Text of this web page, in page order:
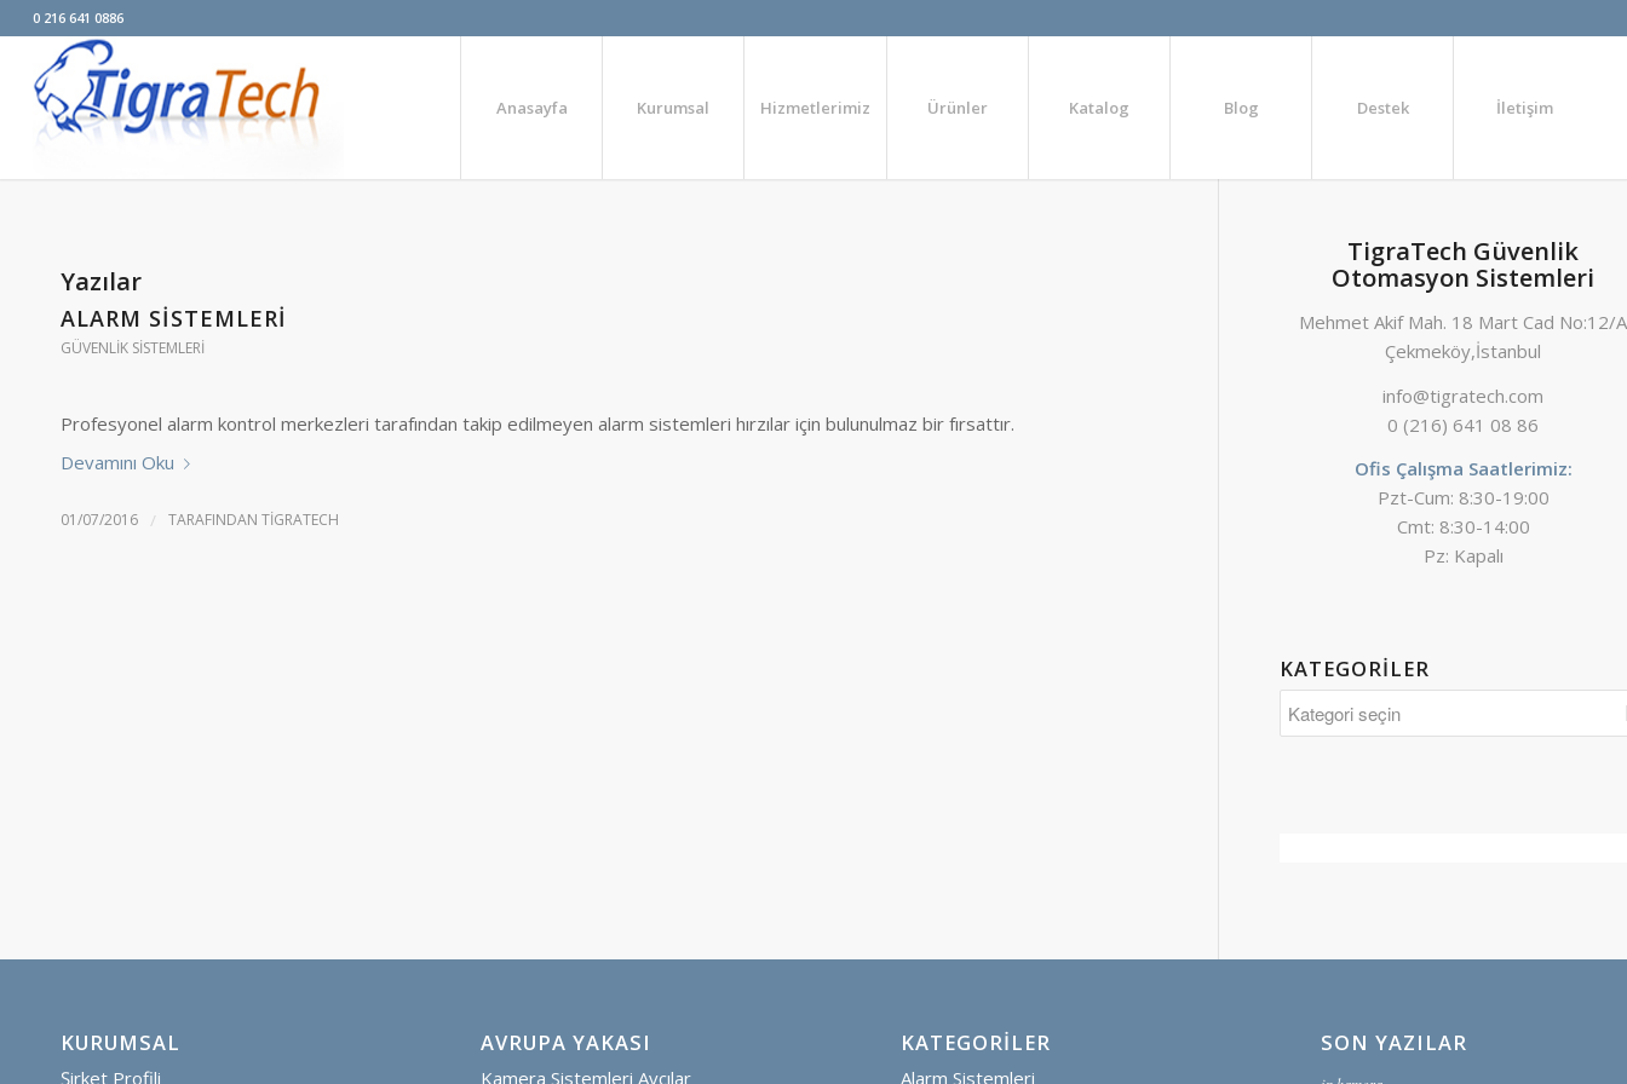
0 216 641 0886
Anasayfa Kurumsal Hizmetlerimiz Ürünler Katalog Blog Destek İletişim
Yazılar
ALARM SISTEMLERI
GÜVENLIK SISTEMLERI
Profesyonel alarm kontrol merkezleri tarafından takip edilmeyen alarm sistemleri hırzılar için bulunulmaz bir fırsattır.
Devamını Oku
01/07/2016 / TARAFINDAN TIGRATECH
TigraTech Güvenlik
Otomasyon Sistemleri
Mehmet Akif Mah. 18 Mart Cad No:12/A
Çekmeköy,İstanbul
info@tigratech.com
0 (216) 641 08 86
Ofis Çalışma Saatlerimiz:
Pzt-Cum: 8:30-19:00
Cmt: 8:30-14:00
Pz: Kapalı
KATEGORILER
KURUMSAL
Şirket Profili
AVRUPA YAKASI
Kamera Sistemleri Avcılar
KATEGORILER
Alarm Sistemleri
SON YAZILAR